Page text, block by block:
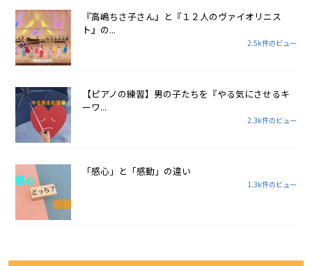
『高嶋ちさ子さん』と『１２人のヴァイオリニス
ト』の...
2.5k件のビュー
【ピアノの練習】男の子たちを『やる気にさせるキ
ーワ...
2.3k件のビュー
「感心」と「感動」の違い
1.3k件のビュー